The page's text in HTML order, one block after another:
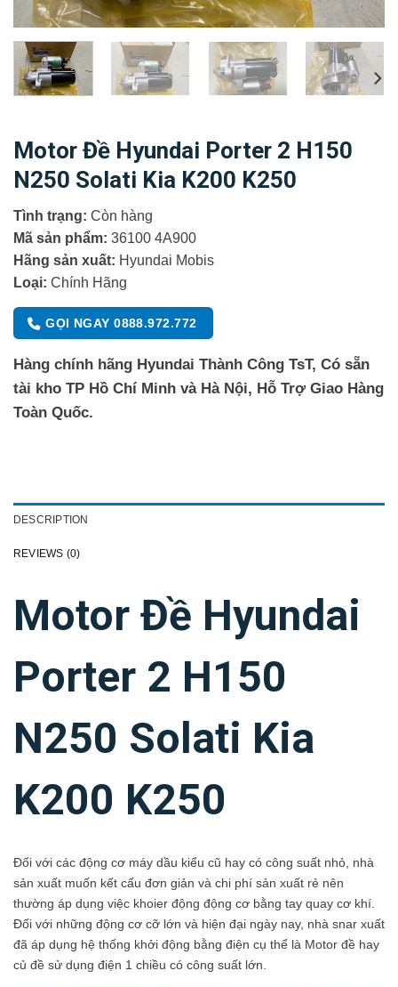
Motor Đề Hyundai Porter 2 H150
N250 Solati Kia K200 K250
Tình trạng: Còn hàng
Mã sản phẩm: 36100 4A900
Hãng sản xuất: Hyundai Mobis
Loại: Chính Hãng
GỌI NGAY 0888.972.772
Hàng chính hãng Hyundai Thành Công TsT, Có sẵn
tài kho TP Hồ Chí Minh và Hà Nội, Hỗ Trợ Giao Hàng
Toàn Quốc.
DESCRIPTION
REVIEWS (0)
Motor Đề Hyundai
Porter 2 H150
N250 Solati Kia
K200 K250
Đối với các động cơ máy dầu kiểu cũ hay có công suất nhỏ, nhà
sản xuất muốn kết cấu đơn giản và chi phí sản xuất rẻ nên
thường áp dụng việc khoier động động cơ bằng tay quay cơ khí.
Đối với những động cơ cỡ lớn và hiện đại ngày nay, nhà snar xuất
đã áp dụng hệ thống khởi động bằng điện cụ thể là Motor đề hay
củ đề sử dụng điện 1 chiều có công suất lớn.